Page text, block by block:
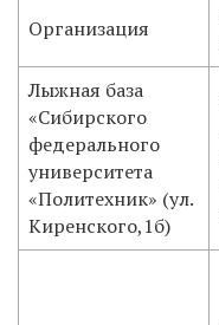
​Организация
​Лыжная база
«Сибирского
федерального
университета
«Политехник» (ул.
Киренского,1б)